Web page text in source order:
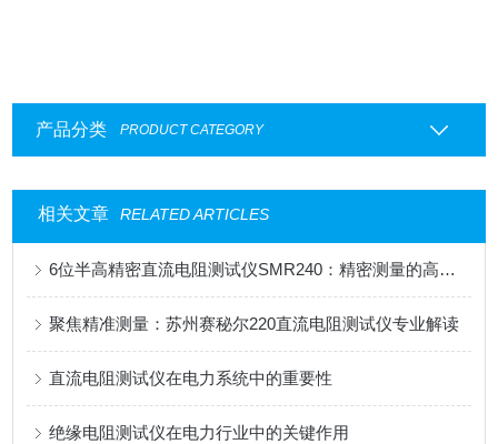
产品分类 PRODUCT CATEGORY
相关文章 RELATED ARTICLES
6位半高精密直流电阻测试仪SMR240：精密测量的高效之选
聚焦精准测量：苏州赛秘尔220直流电阻测试仪专业解读
直流电阻测试仪在电力系统中的重要性
绝缘电阻测试仪在电力行业中的关键作用